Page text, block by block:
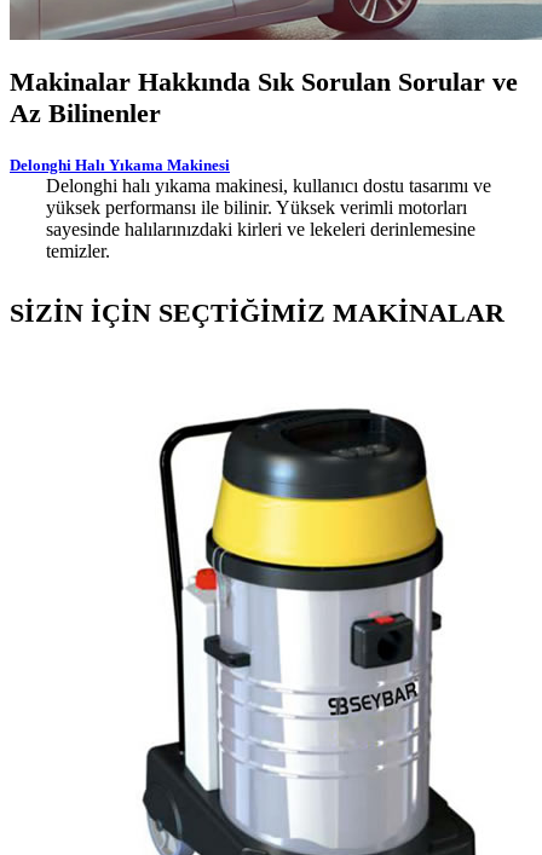
Makinalar Hakkında Sık Sorulan Sorular ve
Az Bilinenler
Delonghi Halı Yıkama Makinesi
Delonghi halı yıkama makinesi, kullanıcı dostu tasarımı ve
yüksek performansı ile bilinir. Yüksek verimli motorları
sayesinde halılarınızdaki kirleri ve lekeleri derinlemesine
temizler.
SİZİN İÇİN SEÇTİĞİMİZ MAKİNALAR